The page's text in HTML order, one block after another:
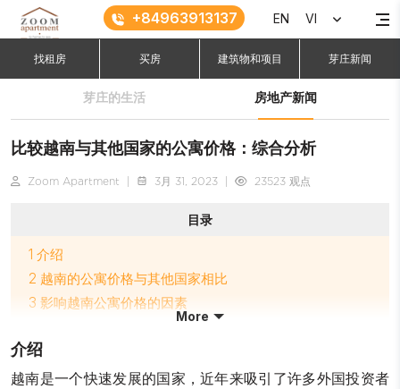
+84963913137 EN VI
找租房 买房 建筑物和项目 芽庄新闻
芽庄的生活 房地产新闻
比较越南与其他国家的公寓价格：综合分析
Zoom Apartment | 3月 31, 2023 | 23523 观点
目录
1 介绍
2 越南的公寓价格与其他国家相比
3 影响越南公寓价格的因素
5在越南投资房地产时要考虑的风险
More
介绍
越南是一个快速发展的国家，近年来吸引了许多外国投资者